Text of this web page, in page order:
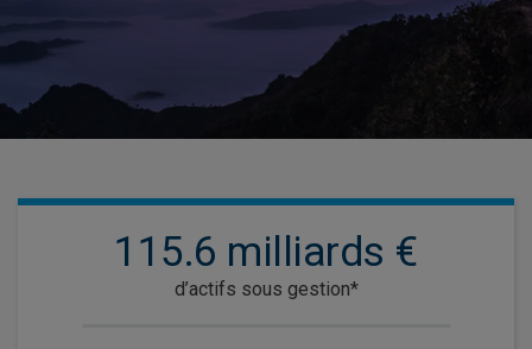
115.6 milliards €
d’actifs sous gestion*